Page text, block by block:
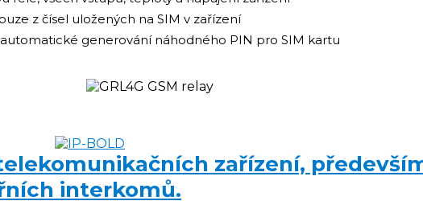
z čísel uložených na SIM v zařízení
generování náhodného PIN pro SIM kartu
zařízení,
interkomů.